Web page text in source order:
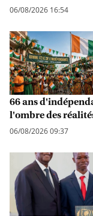
06/08/2026 16:54
66 ans
l'ombre des
06/08/2026 09:37